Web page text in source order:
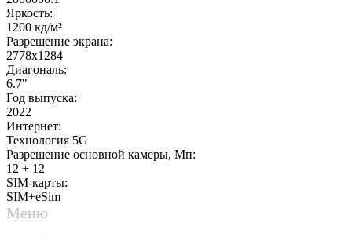
Яркость:
1200 кд/м²
Разрешение экрана:
2778x1284
Диагональ:
6.7"
Год выпуска:
2022
Интернет:
Технология 5G
Разрешение основной камеры, Мп:
12 + 12
SIM-карты:
SIM+eSim
Меню